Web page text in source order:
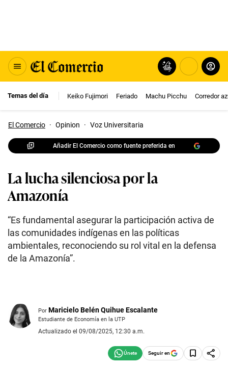
Temas del día Keiko Fujimori Feriado Machu Picchu Corredor
El Comercio · Opinion · Voz Universitaria
Añadir El Comercio como fuente preferida en
La lucha silenciosa por la
Amazonía
“Es fundamental asegurar la participación activa de
las comunidades indígenas en las políticas
ambientales, reconociendo su rol vital en la defensa
de la Amazonía”.
Por Maricielo Belén Quihue Escalante
Estudiante de Economía en la UTP
Actualizado el 09/08/2025, 12:30 a.m.
Seguir en